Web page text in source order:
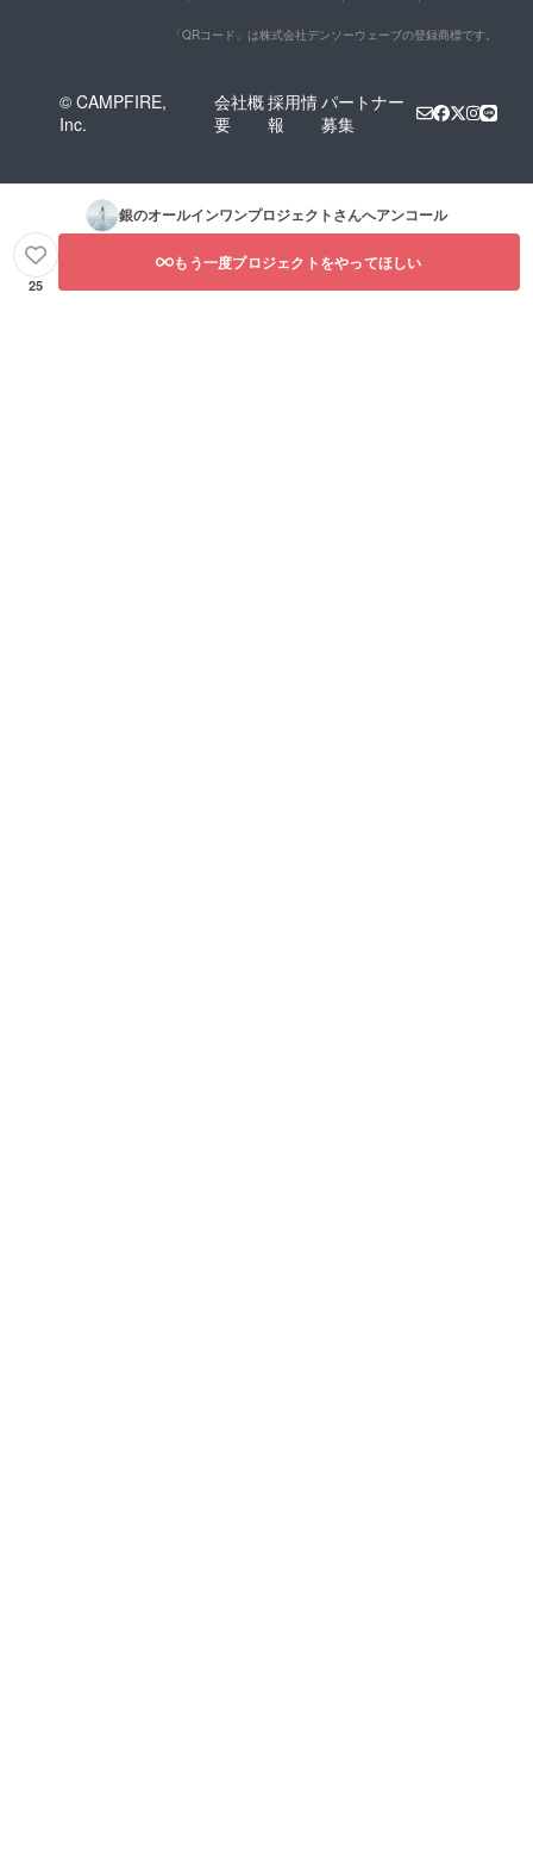
「QRコード」は株式会社デンソーウェーブの登録商標です。
© CAMPFIRE,
Inc.
会社概
要
採用情
報
パートナー
募集
銀のオールインワンプロジェクトさんへアンコール
25
もう一度プロジェクトをやってほしい